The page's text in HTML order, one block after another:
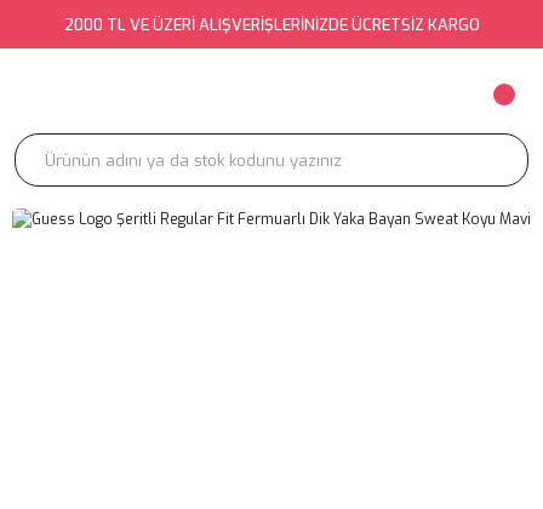
2000 TL VE ÜZERİ ALIŞVERİŞLERİNİZDE ÜCRETSİZ KARGO